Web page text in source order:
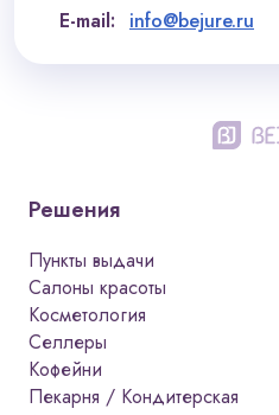
E-mail:
info@bejure.ru
Решения
Пункты выдачи
Салоны красоты
Косметология
Селлеры
Кофейни
Пекарня / Кондитерская